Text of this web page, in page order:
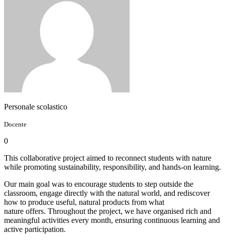
Personale scolastico
Docente
0
This collaborative project aimed to reconnect students with nature
while promoting sustainability, responsibility, and hands-on learning.
Our main goal was to encourage students to step outside the
classroom, engage directly with the natural world, and rediscover
how to produce useful, natural products from what
nature offers. Throughout the project, we have organised rich and
meaningful activities every month, ensuring continuous learning and
active participation.